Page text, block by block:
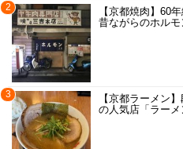
2
【京都焼肉】60
昔ながらのホルモ
3
【京都ラーメン
の人気店「ラーメ